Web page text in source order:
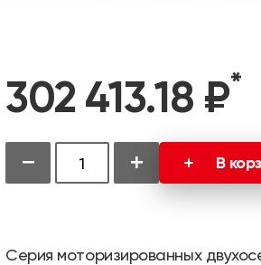
302 413.18 ₽*
− + В
Серия моторизированных